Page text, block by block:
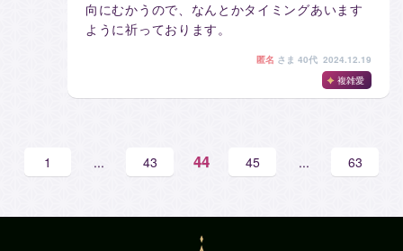
向にむかうので、なんとかタイミングあいます
ように祈っております。
匿名 さま 40代 2024.12.19
複雑愛
1 ... 43 44 45 ... 63